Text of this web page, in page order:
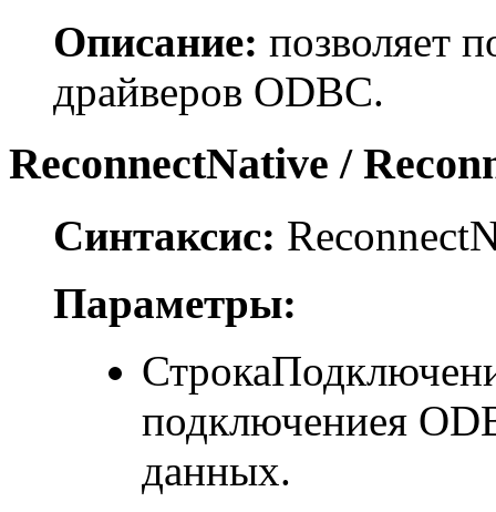
Описание: позволяет
драйверов ODBC.
ReconnectNative /
Синтаксис:
Параметры:
подключениея
данных.